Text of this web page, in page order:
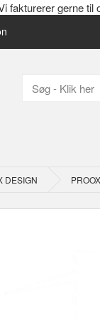
fakturerer gerne
DESIGN